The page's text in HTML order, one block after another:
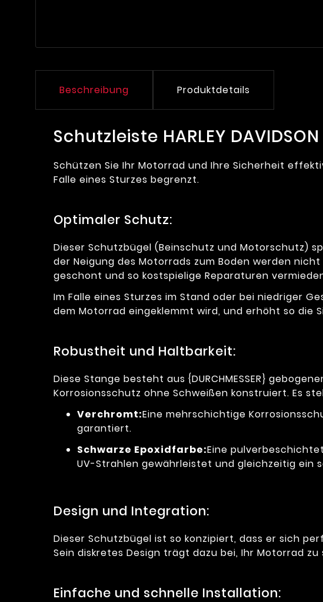
Beschreibung Produktdetails
Schutzleiste HARLEY
Schützen Sie Ihr Motorrad und Ihre Sicherheit
Falle eines Sturzes begrenzt.
Optimaler Schutz:
Dieser Schutzbügel (Beinschutz und Motorschutz)
der Neigung des Motorrads zum Boden werden
geschont und so kostspielige Reparaturen
Im Falle eines Sturzes im Stand oder bei niedriger
dem Motorrad eingeklemmt wird, und erhöht so die
Robustheit und Haltbarkeit:
Diese Stange besteht aus {DURCHMESSER}
Korrosionsschutz ohne Schweißen konstruiert. Es
Verchromt:Eine mehrschichtige
garantiert.
Schwarze Epoxidfarbe:Eine
UV-Strahlen gewährleistet und gleichzeitig ein
Design und Integration:
Dieser Schutzbügel ist so konzipiert, dass er sich
Sein diskretes Design trägt dazu bei, Ihr Motorrad
Einfache und schnelle Installation: